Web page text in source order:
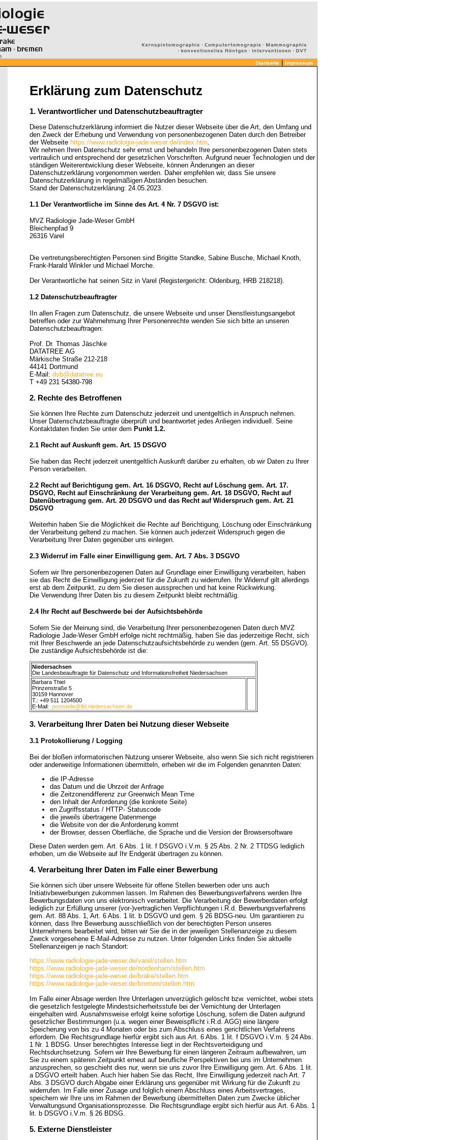
Startseite| Impressum
Erklärung zum Datenschutz
1. Verantwortlicher und Datenschutzbeauftragter
Diese Datenschutzerklärung informiert die Nutzer dieser Webseite über die Art, den Umfang und
den Zweck der Erhebung und Verwendung von personenbezogenen Daten durch den Betreiber
der Webseite https://www.radiologie-jade-weser.de/index.htm.
Wir nehmen Ihren Datenschutz sehr ernst und behandeln Ihre personenbezogenen Daten stets
vertraulich und entsprechend der gesetzlichen Vorschriften. Aufgrund neuer Technologien und der
ständigen Weiterentwicklung dieser Webseite, können Änderungen an dieser
Datenschutzerklärung vorgenommen werden. Daher empfehlen wir, dass Sie unsere
Datenschutzerklärung in regelmäßigen Abständen besuchen.
Stand der Datenschutzerklärung: 24.05.2023.
1.1 Der Verantwortliche im Sinne des Art. 4 Nr. 7 DSGVO ist:
MVZ Radiologie Jade-Weser GmbH
Bleichenpfad 9
26316 Varel
Die vertretungsberechtigten Personen sind Brigitte Standke, Sabine Busche, Michael Knoth,
Frank-Harald Winkler und Michael Morche.
Der Verantwortliche hat seinen Sitz in Varel (Registergericht: Oldenburg, HRB 218218).
1.2 Datenschutzbeauftragter
IIn allen Fragen zum Datenschutz, die unsere Webseite und unser Dienstleistungsangebot
betreffen oder zur Wahrnehmung Ihrer Personenrechte wenden Sie sich bitte an unseren
Datenschutzbeauftragen:
Prof. Dr. Thomas Jäschke
DATATREE AG
Märkische Straße 212-218
44141 Dortmund
E-Mail: dsb@datatree.eu
T +49 231 54380-798
2. Rechte des Betroffenen
Sie können Ihre Rechte zum Datenschutz jederzeit und unentgeltlich in Anspruch nehmen.
Unser Datenschutzbeauftragte überprüft und beantwortet jedes Anliegen individuell. Seine
Kontaktdaten finden Sie unter dem Punkt 1.2.
2.1 Recht auf Auskunft gem. Art. 15 DSGVO
Sie haben das Recht jederzeit unentgeltlich Auskunft darüber zu erhalten, ob wir Daten zu Ihrer
Person verarbeiten.
2.2 Recht auf Berichtigung gem. Art. 16 DSGVO, Recht auf Löschung gem. Art. 17.
DSGVO, Recht auf Einschränkung der Verarbeitung gem. Art. 18 DSGVO, Recht auf
Datenübertragung gem. Art. 20 DSGVO und das Recht auf Widerspruch gem. Art. 21
DSGVO
Weiterhin haben Sie die Möglichkeit die Rechte auf Berichtigung, Löschung oder Einschränkung
der Verarbeitung geltend zu machen. Sie können auch jederzeit Widerspruch gegen die
Verarbeitung Ihrer Daten gegenüber uns einlegen.
2.3 Widerruf im Falle einer Einwilligung gem. Art. 7 Abs. 3 DSGVO
Sofern wir Ihre personenbezogenen Daten auf Grundlage einer Einwilligung verarbeiten, haben
sie das Recht die Einwilligung jederzeit für die Zukunft zu widerrufen. Ihr Widerruf gilt allerdings
erst ab dem Zeitpunkt, zu dem Sie diesen aussprechen und hat keine Rückwirkung.
Die Verwendung Ihrer Daten bis zu diesem Zeitpunkt bleibt rechtmäßig.
2.4 Ihr Recht auf Beschwerde bei der Aufsichtsbehörde
Sofern Sie der Meinung sind, die Verarbeitung Ihrer personenbezogenen Daten durch MVZ
Radiologie Jade-Weser GmbH erfolge nicht rechtmäßig, haben Sie das jederzeitige Recht, sich
mit Ihrer Beschwerde an jede Datenschutzaufsichtsbehörde zu wenden (gem. Art. 55 DSGVO).
Die zuständige Aufsichtsbehörde ist die:
Niedersachsen
Die Landesbeauftragte für Datenschutz und Informationsfreiheit Niedersachsen
Barbara Thiel
Prinzenstraße 5
30159 Hannover
T.: +49 511 1204500
E-Mail: poststelle@lfd.niedersachsen.de
3. Verarbeitung Ihrer Daten bei Nutzung dieser Webseite
3.1 Protokollierung / Logging
Bei der bloßen informatorischen Nutzung unserer Webseite, also wenn Sie sich nicht registrieren
oder anderweitige Informationen übermitteln, erheben wir die im Folgenden genannten Daten:
die IP-Adresse
das Datum und die Uhrzeit der Anfrage
die Zeitzonendifferenz zur Greenwich Mean Time
den Inhalt der Anforderung (die konkrete Seite)
en Zugriffsstatus / HTTP- Statuscode
die jeweils übertragene Datenmenge
die Website von der die Anforderung kommt
der Browser, dessen Oberfläche, die Sprache und die Version der Browsersoftware
Diese Daten werden gem. Art. 6 Abs. 1 lit. f DSGVO i.V.m. § 25 Abs. 2 Nr. 2 TTDSG lediglich
erhoben, um die Webseite auf Ihr Endgerät übertragen zu können.
4. Verarbeitung Ihrer Daten im Falle einer Bewerbung
Sie können sich über unsere Webseite für offene Stellen bewerben oder uns auch
Initiativbewerbungen zukommen lassen. Im Rahmen des Bewerbungsverfahrens werden Ihre
Bewerbungsdaten von uns elektronisch verarbeitet. Die Verarbeitung der Bewerberdaten erfolgt
lediglich zur Erfüllung unserer (vor-)vertraglichen Verpflichtungen i.R.d. Bewerbungsverfahrens
gem. Art. 88 Abs. 1, Art. 6 Abs. 1 lit. b DSGVO und gem. § 26 BDSG-neu. Um garantieren zu
können, dass Ihre Bewerbung ausschließlich von der berechtigten Person unseres
Unternehmens bearbeitet wird, bitten wir Sie die in der jeweiligen Stellenanzeige zu diesem
Zweck vorgesehene E-Mail-Adresse zu nutzen. Unter folgenden Links finden Sie aktuelle
Stellenanzeigen je nach Standort:
https://www.radiologie-jade-weser.de/varel/stellen.htm
https://www.radiologie-jade-weser.de/nordenham/stellen.htm
https://www.radiologie-jade-weser.de/brake/stellen.htm
https://www.radiologie-jade-weser.de/bremen/stellen.htm
Im Falle einer Absage werden Ihre Unterlagen unverzüglich gelöscht bzw. vernichtet, wobei stets
die gesetzlich festgelegte Mindestsicherheitsstufe bei der Vernichtung der Unterlagen
eingehalten wird. Ausnahmsweise erfolgt keine sofortige Löschung, sofern die Daten aufgrund
gesetzlicher Bestimmungen (u.a. wegen einer Beweispflicht i.R.d. AGG) eine längere
Speicherung von bis zu 4 Monaten oder bis zum Abschluss eines gerichtlichen Verfahrens
erfordern. Die Rechtsgrundlage hierfür ergibt sich aus Art. 6 Abs. 1 lit. f DSGVO i.V.m. § 24 Abs.
1 Nr. 1 BDSG. Unser berechtigtes Interesse liegt in der Rechtsverteidigung und
Rechtsdurchsetzung. Sofern wir Ihre Bewerbung für einen längeren Zeitraum aufbewahren, um
Sie zu einem späteren Zeitpunkt erneut auf berufliche Perspektiven bei uns im Unternehmen
anzusprechen, so geschieht dies nur, wenn sie uns zuvor Ihre Einwilligung gem. Art. 6 Abs. 1 lit.
a DSGVO erteilt haben. Auch hier haben Sie das Recht, Ihre Einwilligung jederzeit nach Art. 7
Abs. 3 DSGVO durch Abgabe einer Erklärung uns gegenüber mit Wirkung für die Zukunft zu
widerrufen. Im Falle einer Zusage und folglich einem Abschluss eines Arbeitsvertrages,
speichern wir Ihre uns im Rahmen der Bewerbung übermittelten Daten zum Zwecke üblicher
Verwaltungsund Organisationsprozesse. Die Rechtsgrundlage ergibt sich hierfür aus Art. 6 Abs. 1
lit. b DSGVO i.V.m. § 26 BDSG.
5. Externe Dienstleister